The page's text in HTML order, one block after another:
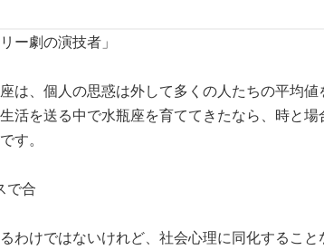
ー劇の演技者」
は、個人の思惑は外して多くの人たちの平均
活を送る中で水瓶座を育ててきたなら、時と
す。
で合
わけではないけれど、社会心理に同化するこ